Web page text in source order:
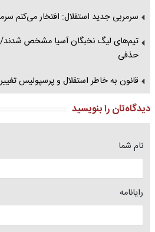
سرمربی جدید استقلال: افتخار می‌کنم
تیم‌های لیگ نخبگان آسیا مشخص
حذفی
قانون به خاطر استقلال و پرسپولیس
دیدگاه‌تان را بنویسید
نام شما
رایانامه